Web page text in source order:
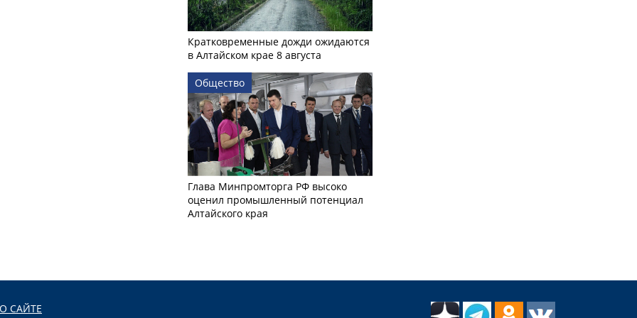
Кратковременные дожди ожидаются
в Алтайском крае 8 августа
Общество
Глава Минпромторга РФ высоко
оценил промышленный потенциал
Алтайского края
О САЙТЕ